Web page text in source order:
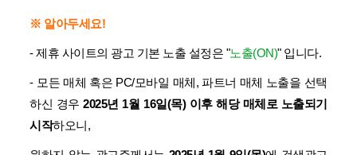
※ 알아두세요!
- 제휴 사이트의 광고 기본 노출 설정은 "노출(ON)" 입니다.
- 모든 매체 혹은 PC/모바일 매체, 파트너 매체 노출을 선택
하신 경우2025년 1월 16일(목) 이후 해당 매체로 노출되기
시작하오니,